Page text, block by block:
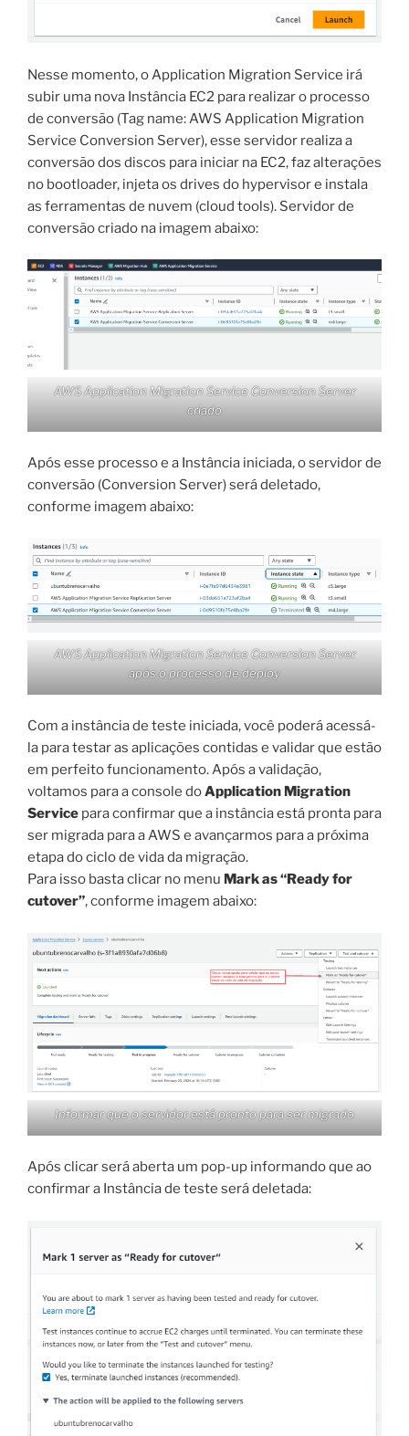
Nesse momento, o Application Migration Service irá
subir uma nova Instância EC2 para realizar o processo
de conversão (Tag name: AWS Application Migration
Service Conversion Server), esse servidor realiza a
conversão dos discos para iniciar na EC2, faz alterações
no bootloader, injeta os drives do hypervisor e instala
as ferramentas de nuvem (cloud tools). Servidor de
conversão criado na imagem abaixo:
AWS Application Migration Service Conversion Server
criado
Após esse processo e a Instância iniciada, o servidor de
conversão (Conversion Server) será deletado,
conforme imagem abaixo:
AWS Application Migration Service Conversion Server
após o processo de deploy
Com a instância de teste iniciada, você poderá acessá-
la para testar as aplicações contidas e validar que estão
em perfeito funcionamento. Após a validação,
voltamos para a console doApplication Migration
Service para confirmar que a instância está pronta para
ser migrada para a AWS e avançarmos para a próxima
etapa do ciclo de vida da migração.
Para isso basta clicar no menu Mark as “Ready for
cutover”, conforme imagem abaixo:
Informar que o servidor está pronto para ser migrado
Após clicar será aberta um pop-up informando que ao
confirmar a Instância de teste será deletada: